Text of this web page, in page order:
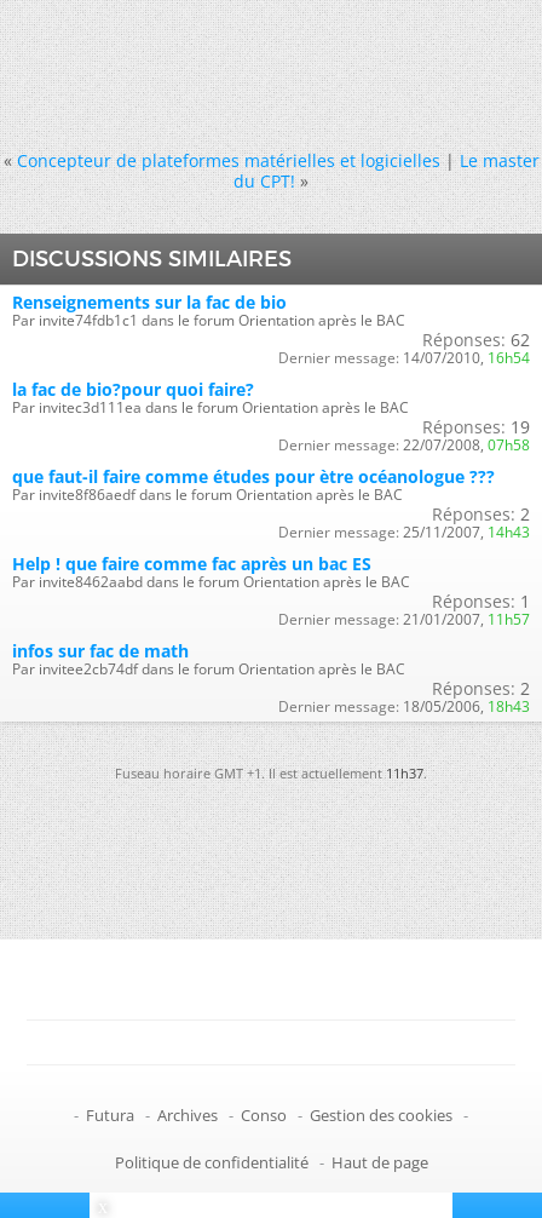
« Concepteur de plateformes matérielles et logicielles|Le master
du CPT! »
DISCUSSIONS SIMILAIRES
Renseignements sur la fac de bio
Par invite74fdb1c1 dans le forum Orientation après le BAC
Réponses: 62
Dernier message: 14/07/2010, 16h54
la fac de bio?pour quoi faire?
Par invitec3d111ea dans le forum Orientation après le BAC
Réponses: 19
Dernier message: 22/07/2008, 07h58
que faut-il faire comme études pour ètre océanologue ???
Par invite8f86aedf dans le forum Orientation après le BAC
Réponses: 2
Dernier message: 25/11/2007, 14h43
Help ! que faire comme fac après un bac ES
Par invite8462aabd dans le forum Orientation après le BAC
Réponses: 1
Dernier message: 21/01/2007, 11h57
infos sur fac de math
Par invitee2cb74df dans le forum Orientation après le BAC
Réponses: 2
Dernier message: 18/05/2006, 18h43
Fuseau horaire GMT +1. Il est actuellement11h37.
- Futura - Archives - Conso - Gestion des cookies -
Politique de confidentialité - Haut de page